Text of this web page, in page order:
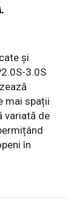
și
3.0S
mai spații
variată de
în